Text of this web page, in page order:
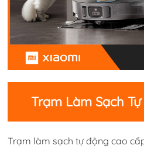
Trạm Làm Sạch
Trạm làm sạch tự động cao